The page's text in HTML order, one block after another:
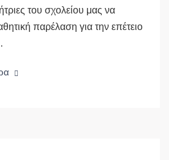
του σχολείου μας να
παρέλαση για την επέτειο